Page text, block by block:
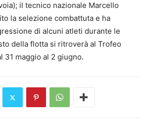
il tecnico nazionale Marcello
la selezione combattuta e ha
di alcuni atleti durante le
della flotta si ritroverà al Trofeo
31 maggio al 2 giugno.